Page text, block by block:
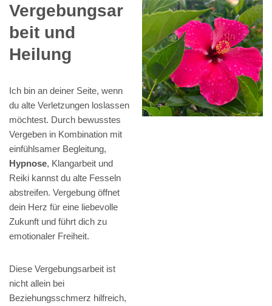
Vergebungsar
beit und
Heilung
Ich bin an deiner Seite, wenn
du alte Verletzungen loslassen
möchtest. Durch bewusstes
Vergeben in Kombination mit
einfühlsamer Begleitung,
Hypnose, Klangarbeit und
Reiki kannst du alte Fesseln
abstreifen. Vergebung öffnet
dein Herz für eine liebevolle
Zukunft und führt dich zu
emotionaler Freiheit.
Diese Vergebungsarbeit ist
nicht allein bei
Beziehungsschmerz hilfreich,